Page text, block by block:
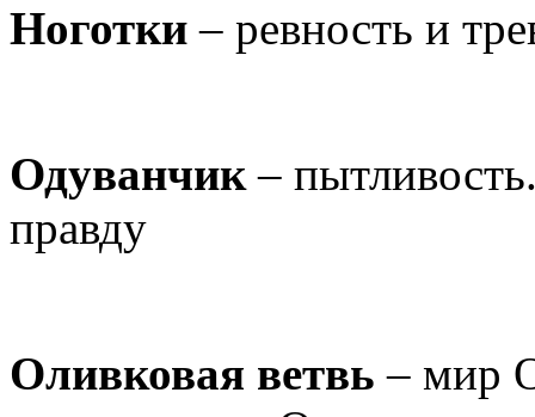
Ноготки– ревность и
Одуванчик–
правду
Оливковая ветвь – мир